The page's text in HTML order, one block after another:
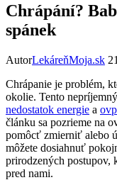
Chrápání?
spánek
AutorLekáreňMoja.sk
Chrápanie je⁤ problém,
okolie. Tento
nedostatok energie a⁤
článku sa pozrieme na
pomôcť zmierniť ⁢alebo
môžete dosiahnuť
prirodzených ⁣postupov,
pred nami.